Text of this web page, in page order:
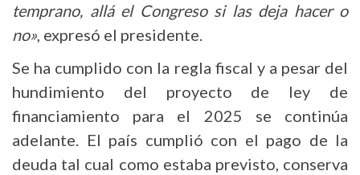
temprano, allá el Congreso si las deja hacer o
no», expresó el presidente.
Se ha cumplido con la regla fiscal y a pesar del
hundimiento del proyecto de ley de
financiamiento para el 2025 se continúa
adelante. El país cumplió con el pago de la
deuda tal cual como estaba previsto, conserva